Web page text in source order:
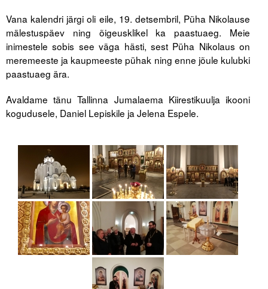
Vana kalendri järgi oli eile, 19. detsembril, Püha Nikolause
mälestuspäev ning õigeusklikel ka paastuaeg. Meie
inimestele sobis see väga hästi, sest Püha Nikolaus on
meremeeste ja kaupmeeste pühak ning enne jõule kulubki
paastuaeg ära.
Avaldame tänu Tallinna Jumalaema Kiirestikuulja ikooni
kogudusele, Daniel Lepiskile ja Jelena Espele.